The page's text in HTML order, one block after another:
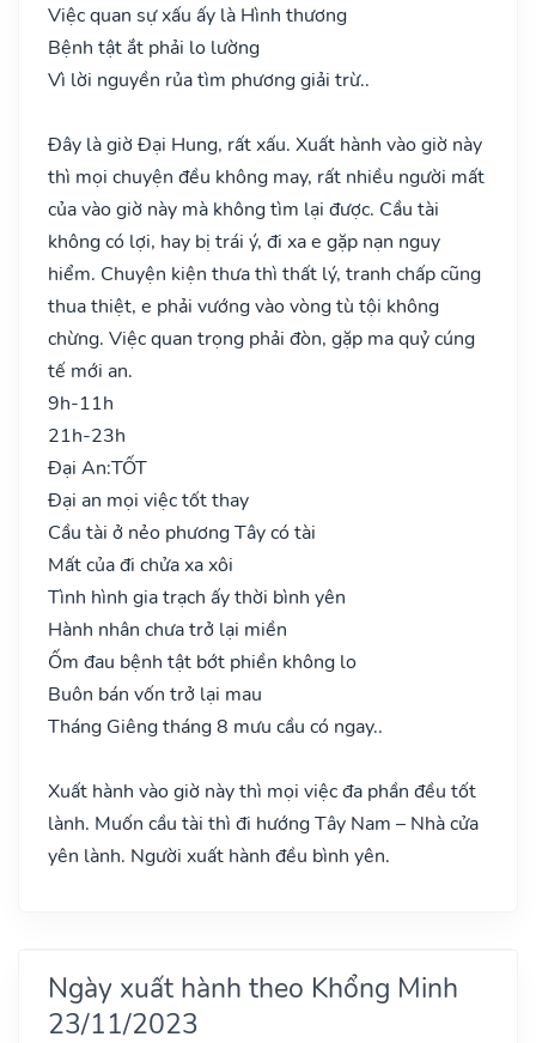
Việc quan sự xấu ấy là Hình thương
Bệnh tật ắt phải lo lường
Vì lời nguyền rủa tìm phương giải trừ..
Đây là giờ Đại Hung, rất xấu. Xuất hành vào giờ này
thì mọi chuyện đều không may, rất nhiều người mất
của vào giờ này mà không tìm lại được. Cầu tài
không có lợi, hay bị trái ý, đi xa e gặp nạn nguy
hiểm. Chuyện kiện thưa thì thất lý, tranh chấp cũng
thua thiệt, e phải vướng vào vòng tù tội không
chừng. Việc quan trọng phải đòn, gặp ma quỷ cúng
tế mới an.
9h-11h
21h-23h
Đại An:TỐT
Đại an mọi việc tốt thay
Cầu tài ở nẻo phương Tây có tài
Mất của đi chửa xa xôi
Tình hình gia trạch ấy thời bình yên
Hành nhân chưa trở lại miền
Ốm đau bệnh tật bớt phiền không lo
Buôn bán vốn trở lại mau
Tháng Giêng tháng 8 mưu cầu có ngay..
Xuất hành vào giờ này thì mọi việc đa phần đều tốt
lành. Muốn cầu tài thì đi hướng Tây Nam – Nhà cửa
yên lành. Người xuất hành đều bình yên.
Ngày xuất hành theo Khổng Minh
23/11/2023